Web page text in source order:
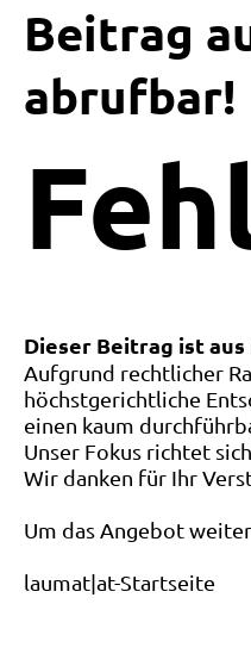
Beitrag
abrufbar!
Dieser Beitrag ist
Aufgrund rechtlicher
höchstgerichtliche
einen kaum
Unser Fokus richtet
Wir danken für Ihr
Um das Angebot
laumat|at-Startseite